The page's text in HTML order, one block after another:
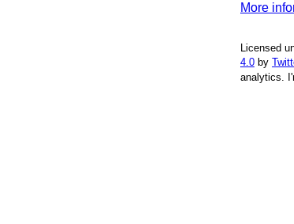
More
Licensed
4.0 by
analytics.